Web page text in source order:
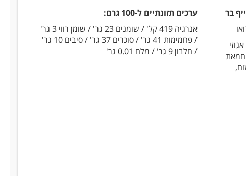
אגוזי
חמאת
שומשום,
ערכים תזונתיים ל-100 גרם:
אנרגיה 419 קל' / שומנים 23 גר' / שומן רווי 3 גר'
/ פחמימות 41 גר' / סוכרים 37 גר' / סיבים 10 גר'
/ חלבון 9 גר' / מלח 0.01 גר'